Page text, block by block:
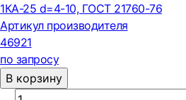
1КА-25 d=4-10, ГОСТ 21760-76
Артикул производителя
46921
по запросу
В корзину